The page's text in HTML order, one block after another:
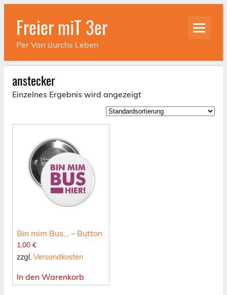
Skip
contentFreier miT 3er
Per Van durchs Leben
anstecker
Einzelnes Ergebnis wird angezeigt
Bin mim Bus… – Button
1,00 €
zzgl. Versandkosten
In den Warenkorb